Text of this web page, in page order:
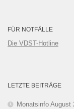
FÜR NOTFÄLLE
Die VDST-Hotline
LETZTE BEITRÄGE
Monatsinfo August